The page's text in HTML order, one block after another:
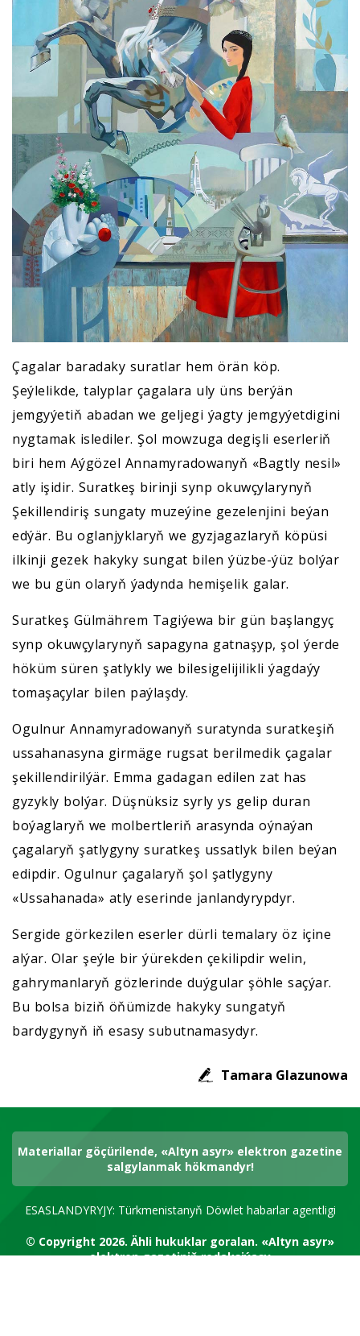
Çagalar baradaky suratlar hem örän köp.
Şeýlelikde, talyplar çagalara uly üns berýän
jemgyýetiň abadan we geljegi ýagty jemgyýetdigini
nygtamak islediler. Şol mowzuga degişli eserleriň
biri hem Aýgözel Annamyradowanyň «Bagtly nesil»
atly işidir. Suratkeş birinji synp okuwçylarynyň
Şekillendiriş sungaty muzeýine gezelenjini beýan
edýär. Bu oglanjyklaryň we gyzjagazlaryň köpüsi
ilkinji gezek hakyky sungat bilen ýüzbe-ýüz bolýar
we bu gün olaryň ýadynda hemişelik galar.
Suratkeş Gülmährem Tagiýewa bir gün başlangyç
synp okuwçylarynyň sapagyna gatnaşyp, şol ýerde
höküm süren şatlykly we bilesigelijilikli ýagdaýy
tomaşaçylar bilen paýlaşdy.
Ogulnur Annamyradowanyň suratynda suratkeşiň
ussahanasyna girmäge rugsat berilmedik çagalar
şekillendirilýär. Emma gadagan edilen zat has
gyzykly bolýar. Düşnüksiz syrly ys gelip duran
boýaglaryň we molbertleriň arasynda oýnaýan
çagalaryň şatlygyny suratkeş ussatlyk bilen beýan
edipdir. Ogulnur çagalaryň şol şatlygyny
«Ussahanada» atly eserinde janlandyrypdyr.
Sergide görkezilen eserler dürli temalary öz içine
alýar. Olar şeýle bir ýürekden çekilipdir welin,
gahrymanlaryň gözlerinde duýgular şöhle saçýar.
Bu bolsa biziň öňümizde hakyky sungatyň
bardygynyň iň esasy subutnamasydyr.
Tamara Glazunowa
Materiallar göçürilende, «Altyn asyr» elektron gazetine
salgylanmak hökmandyr!
ESASLANDYRYJY: Türkmenistanyň Döwlet habarlar agentligi
© Copyright 2026. Ähli hukuklar goralan. «Altyn asyr»
elektron gazetiniň redaksiýasy